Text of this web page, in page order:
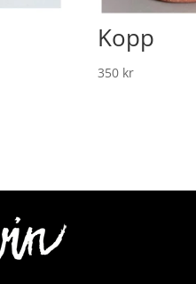
Kopp
350 kr